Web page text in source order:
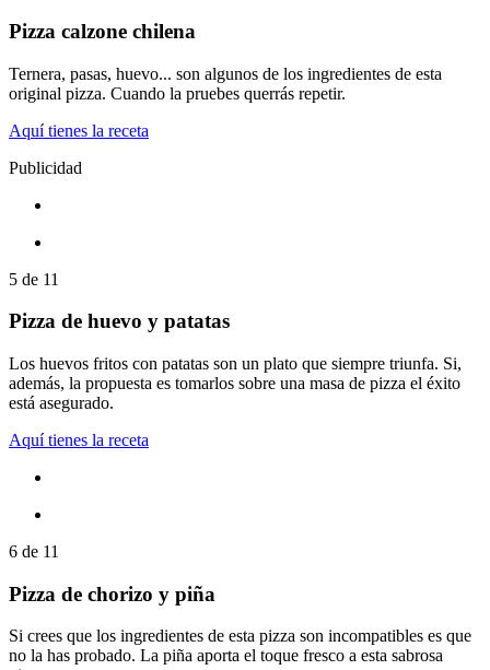
Pizza calzone chilena
Ternera, pasas, huevo... son algunos de los ingredientes de esta
original pizza. Cuando la pruebes querrás repetir.
Aquí tienes la receta
Publicidad
5 de 11
Pizza de huevo y patatas
Los huevos fritos con patatas son un plato que siempre triunfa. Si,
además, la propuesta es tomarlos sobre una masa de pizza el éxito
está asegurado.
Aquí tienes la receta
6 de 11
Pizza de chorizo y piña
Si crees que los ingredientes de esta pizza son incompatibles es que
no la has probado. La piña aporta el toque fresco a esta sabrosa